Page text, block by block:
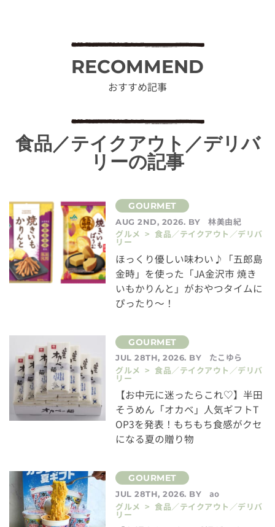
RECOMMEND
おすすめ記事
食品／テイクアウト／デリバ
リーの記事
AUG 2ND, 2026. BY
林美由紀
グルメ > 食品／テイクアウト／デリバ
リー
ほっくり優しい味わい♪「五郎島
金時」を使った「JA金沢市 焼き
いもかりんと」がおやつタイムに
ぴったり～！
JUL 28TH, 2026. BY
たこゆら
グルメ > 食品／テイクアウト／デリバ
リー
【お中元に迷ったらこれ♡】半田
そうめん「オカベ」人気ギフトT
OP3を発表！もちもち食感がクセ
になる夏の贈り物
JUL 28TH, 2026. BY
ao
グルメ > 食品／テイクアウト／デリバ
リー